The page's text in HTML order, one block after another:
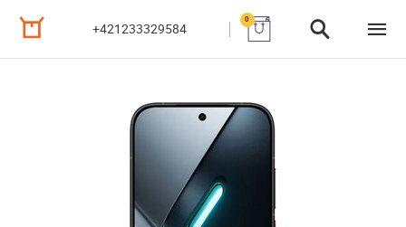
+421233329584
0